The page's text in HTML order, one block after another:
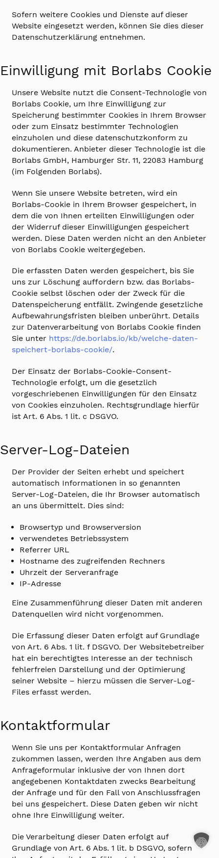
Sofern weitere Cookies und Dienste auf dieser
Website eingesetzt werden, können Sie dies dieser
Datenschutzerklärung entnehmen.
Einwilligung mit Borlabs Cookie
Unsere Website nutzt die Consent-Technologie von
Borlabs Cookie, um Ihre Einwilligung zur
Speicherung bestimmter Cookies in Ihrem Browser
oder zum Einsatz bestimmter Technologien
einzuholen und diese datenschutzkonform zu
dokumentieren. Anbieter dieser Technologie ist die
Borlabs GmbH, Hamburger Str. 11, 22083 Hamburg
(im Folgenden Borlabs).
Wenn Sie unsere Website betreten, wird ein
Borlabs-Cookie in Ihrem Browser gespeichert, in
dem die von Ihnen erteilten Einwilligungen oder
der Widerruf dieser Einwilligungen gespeichert
werden. Diese Daten werden nicht an den Anbieter
von Borlabs Cookie weitergegeben.
Die erfassten Daten werden gespeichert, bis Sie
uns zur Löschung auffordern bzw. das Borlabs-
Cookie selbst löschen oder der Zweck für die
Datenspeicherung entfällt. Zwingende gesetzliche
Aufbewahrungsfristen bleiben unberührt. Details
zur Datenverarbeitung von Borlabs Cookie finden
Sie unter https://de.borlabs.io/kb/welche-daten-
speichert-borlabs-cookie/.
Der Einsatz der Borlabs-Cookie-Consent-
Technologie erfolgt, um die gesetzlich
vorgeschriebenen Einwilligungen für den Einsatz
von Cookies einzuholen. Rechtsgrundlage hierfür
ist Art. 6 Abs. 1 lit. c DSGVO.
Server-Log-Dateien
Der Provider der Seiten erhebt und speichert
automatisch Informationen in so genannten
Server-Log-Dateien, die Ihr Browser automatisch
an uns übermittelt. Dies sind:
Browsertyp und Browserversion
verwendetes Betriebssystem
Referrer URL
Hostname des zugreifenden Rechners
Uhrzeit der Serveranfrage
IP-Adresse
Eine Zusammenführung dieser Daten mit anderen
Datenquellen wird nicht vorgenommen.
Die Erfassung dieser Daten erfolgt auf Grundlage
von Art. 6 Abs. 1 lit. f DSGVO. Der Websitebetreiber
hat ein berechtigtes Interesse an der technisch
fehlerfreien Darstellung und der Optimierung
seiner Website – hierzu müssen die Server-Log-
Files erfasst werden.
Kontaktformular
Wenn Sie uns per Kontaktformular Anfragen
zukommen lassen, werden Ihre Angaben aus dem
Anfrageformular inklusive der von Ihnen dort
angegebenen Kontaktdaten zwecks Bearbeitung
der Anfrage und für den Fall von Anschlussfragen
bei uns gespeichert. Diese Daten geben wir nicht
ohne Ihre Einwilligung weiter.
Die Verarbeitung dieser Daten erfolgt auf
Grundlage von Art. 6 Abs. 1 lit. b DSGVO, sofern